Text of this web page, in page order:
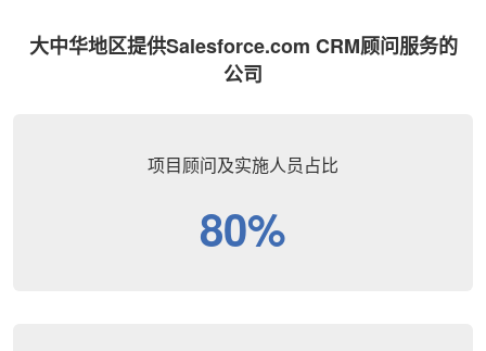
大中华地区提供Salesforce.com CRM顾问服务的
公司
项目顾问及实施人员占比
80%